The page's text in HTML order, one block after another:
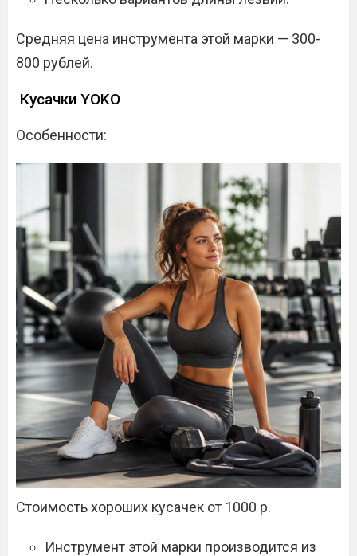
Средняя цена инструмента этой марки — 300-
800 рублей.
Кусачки YOKO
Особенности:
Стоимость хороших кусачек от 1000 р.
Инструмент этой марки производится из